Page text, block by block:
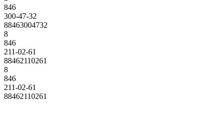
846
300-47-32
88463004732
8
846
211-02-61
88462110261
8
846
211-02-61
88462110261